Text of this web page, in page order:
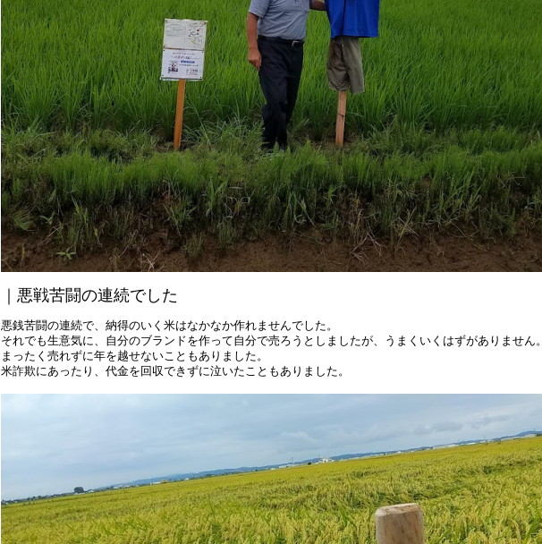
｜悪戦苦闘の連続でした
悪銭苦闘の連続で、納得のいく米はなかなか作れませんでした。
それでも生意気に、自分のブランドを作って自分で売ろうとしましたが、うまくいくはずがありません。
まったく売れずに年を越せないこともありました。
米詐欺にあったり、代金を回収できずに泣いたこともありました。